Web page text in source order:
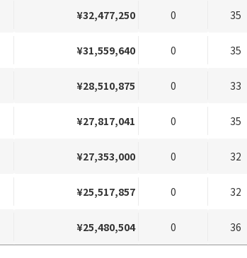
¥32,477,250 0 35
¥31,559,640 0 35
¥28,510,875 0 33
¥27,817,041 0 35
¥27,353,000 0 32
¥25,517,857 0 32
¥25,480,504 0 36